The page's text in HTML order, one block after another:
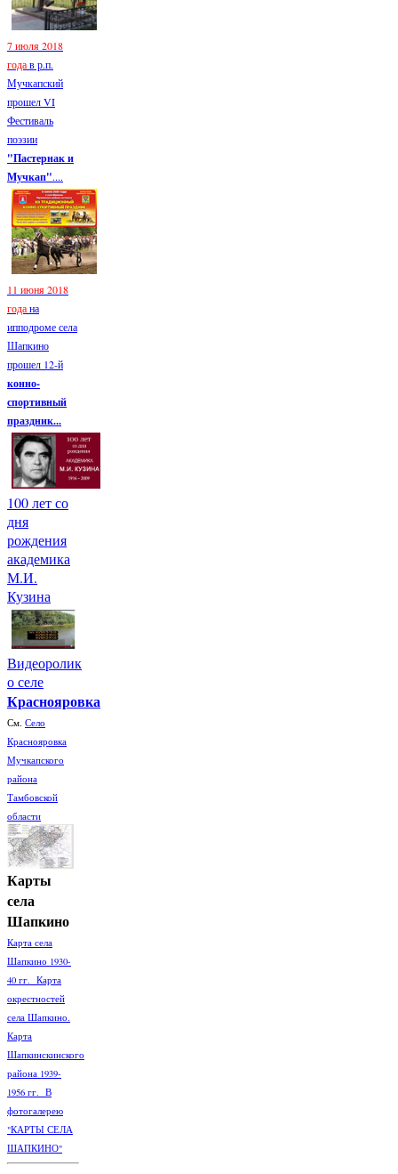
7 июля 2018
годав р.п.
Мучкапский
прошел VI
Фестиваль
поэзии
"Пастернак и
Мучкап"....
11 июня 2018
годана
ипподроме села
Шапкино
прошел 12-й
конно-
спортивный
праздник...
100 лет со
дня
рождения
академика
М.И.
Кузина
Видеоролик
о селе
Краснояровка
См. Село
Краснояровка
Мучкапского
района
Тамбовской
области
Карты
села
Шапкино
Карта села
Шапкино 1930-
40 гг. Карта
окрестностей
села Шапкино.
Карта
Шапкинскинского
района 1939-
1956 гг. В
фотогалерею
"КАРТЫ СЕЛА
ШАПКИНО"